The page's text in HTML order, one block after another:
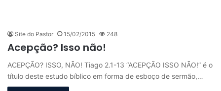
Site do Pastor 15/02/2015 248
Acepção? Isso não!
ACEPÇÃO? ISSO, NÃO! Tiago 2.1-13 “ACEPÇÃO ISSO NÃO!” é o
título deste estudo bíblico em forma de esboço de sermão,…